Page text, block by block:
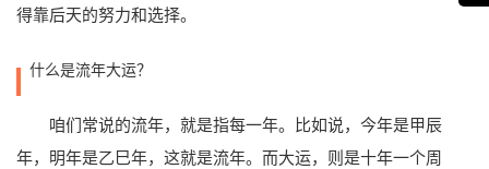
得靠后天的努力和选择。
什么是流年大运？
咱们常说的流年，就是指每一年。比如说，今年是甲辰
年，明年是乙巳年，这就是流年。而大运，则是十年一个周